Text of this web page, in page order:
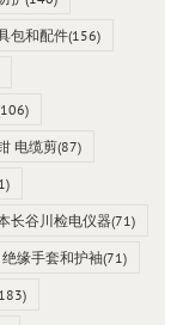
包和配件(156)
电缆剪(87)
长谷川检电仪器(71)
绝缘手套和护袖(71)